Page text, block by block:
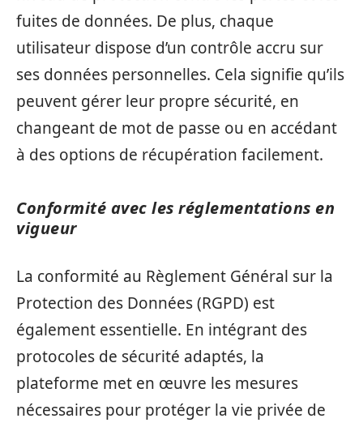
fuites de données. De plus, chaque
utilisateur dispose d’un contrôle accru sur
ses données personnelles. Cela signifie qu’ils
peuvent gérer leur propre sécurité, en
changeant de mot de passe ou en accédant
à des options de récupération facilement.
Conformité avec les réglementations en
vigueur
La conformité au Règlement Général sur la
Protection des Données (RGPD) est
également essentielle. En intégrant des
protocoles de sécurité adaptés, la
plateforme met en œuvre les mesures
nécessaires pour protéger la vie privée de